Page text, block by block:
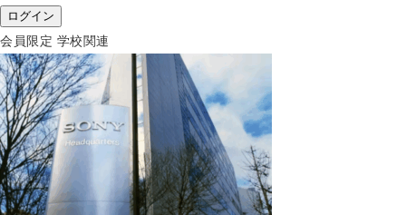
ログイン
会員限定 学校関連